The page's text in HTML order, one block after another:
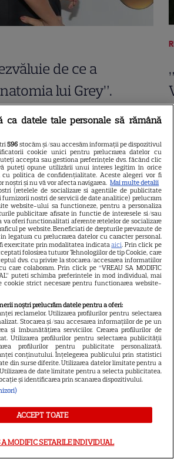
de ce a
lui Grey”.
Rhimes
totul pentru
PARTENERI
Horoscop Urania | Previziuni
astrologice pentru perioada 1 –
7 august 2026. Venus va intra
în zodia Balanței
Ulei de perilla – ce este și ce
beneficii are
ca datele tale personale să rămână
596 stocăm și/sau accesăm informații pe dispozitivul
cookie unici pentru prelucrarea datelor cu
accepta sau gestiona preferințele dvs. făcând clic
puteți opune utilizării unui interes legitim în orice
cu politica de confidențialitate. Aceste alegeri vor fi
noștri și nu vă vor afecta navigarea. Mai multe detalii
(retelele de socializare si agentiile de publicitate
furnizorii nostri de servicii de date analitice) prelucram
website-ului sa functioneze, pentru a personaliza
publicitare afisate in functie de interesele si/sau
va oferi functionalitati aferente retelelor de socializare
pe website. Beneficiati de drepturile prevazute de
in legatura cu prelucrarea datelor cu caracter personal.
exercitate prin modalitatea indicataaici. Prin click pe
folosirea tuturor Tehnologiilor de tip Cookie, care
dvs. cu privire la stocarea/accesarea informatiilor
care colaboram. Prin click pe “VREAU SA MODIFIC
puteti schimba preferintele in mod individual, mai
cookie strict necesare pentru functionarea website-
noștri prelucrăm datele pentru a oferi:
reclamelor. Utilizarea profilurilor pentru selectarea
Stocarea și/sau accesarea informațiilor de pe un
și îmbunătățirea serviciilor. Crearea profilurilor de
Utilizarea profilurilor pentru selectarea publicității
profilurilor pentru publicitate personalizată.
conținutului. Înțelegerea publicului prin statistici
din surse diferite. Utilizarea datelor limitate pentru a
de date limitate pentru a selecta publicitatea.
și identificarea prin scanarea dispozitivului.
ACCEPT TOATE
MODIFIC SETARILE INDIVIDUAL